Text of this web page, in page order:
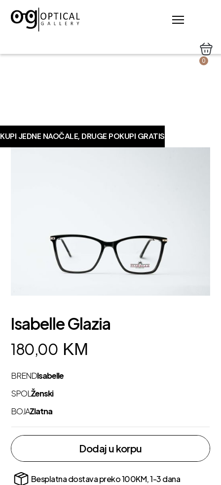
0
KUPI JEDNE NAOČALE, DRUGE POKUPI GRATIS
Isabelle Glazia
180,00 KM
BRENDIsabelle
SPOLŽenski
BOJAZlatna
Dodaj u korpu
Besplatna dostava preko 100KM, 1-3 dana